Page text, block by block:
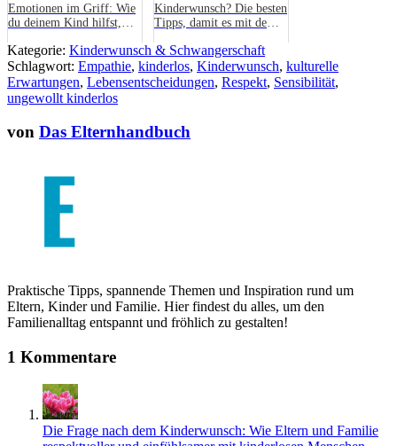
Emotionen im Griff: Wie
du deinem Kind hilfst,
auszudrücken
Kinderwunsch? Die besten
Tipps, damit es mit dem
Kategorie: Kinderwunsch & Schwangerschaft
Schlagwort: Empathie, kinderlos, Kinderwunsch, kulturelle
Erwartungen, Lebensentscheidungen, Respekt, Sensibilität,
ungewollt kinderlos
von Das Elternhandbuch
Praktische Tipps, spannende Themen und Inspiration rund um
Eltern, Kinder und Familie. Hier findest du alles, um den
Familienalltag entspannt und fröhlich zu gestalten!
1 Kommentare
Die Frage nach dem Kinderwunsch: Wie Eltern und Familie